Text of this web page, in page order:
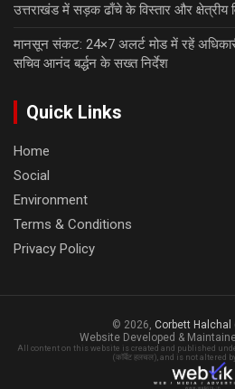
उत्तराखंड में सड़क ढाँचे के विस्तार और क्षेत्रीय
मानसून संकट: 24×7 अलर्ट मोड में रहें
सचिव आनंद बर्द्धन के सख्त निर्देश
Quick Links
Home
Social
Environment
Terms & Conditions
Privacy Policy
© 2026, Corbett Halchal
Website Developed &
All content on this website is created and published
(कॉर्बेट हलचल), and is not altered